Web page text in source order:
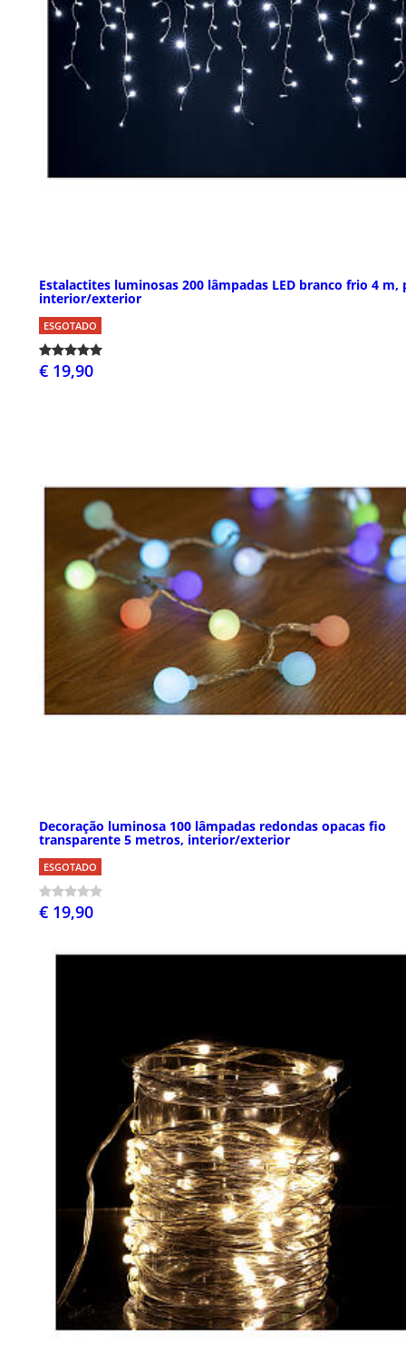
Estalactites luminosas 200 lâmpadas LED branco frio 4 m,
interior/exterior
ESGOTADO
€ 19,90
Decoração luminosa 100 lâmpadas redondas opacas fio
transparente 5 metros, interior/exterior
ESGOTADO
€ 19,90